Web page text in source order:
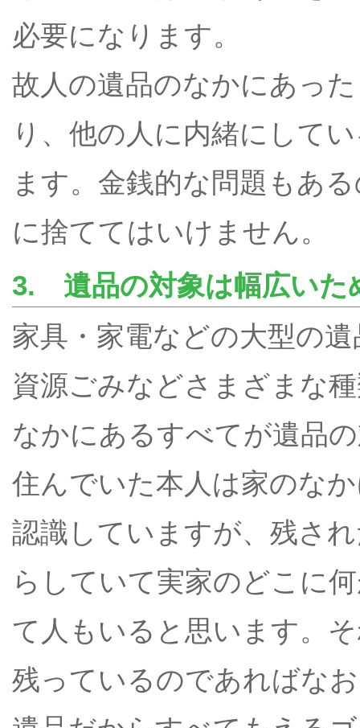
必要になります。
故人の遺品のなかにあっ
り、他の人に内緒にして
ます。金銭的な問題もあ
に捨ててはいけません。
3. 遺品の対象は幅広いた
家具・家電などの大型の
資源ごみなどさまざまな
なかにあるすべてが遺品
住んでいた本人は家のな
認識していますが、残さ
らしていて実家のどこに
て人もいると思います。
残っているのであればな